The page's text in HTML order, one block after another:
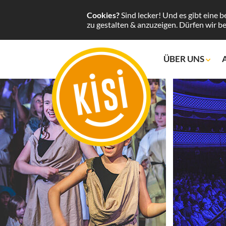
Cookies?Sind lecker! Und es gibt eine
zu gestalten & anzuzeigen. Dürfen wir
ÜBER UNS
Mission
Geschichte
KISI in Bild &
KISIHAUS
KISI-Feldbahn
Lokal &
Sichere